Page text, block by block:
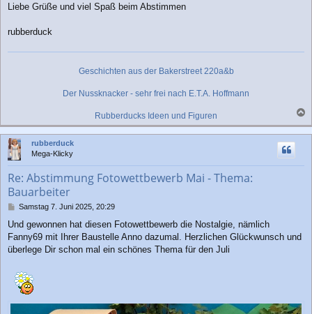
Liebe Grüße und viel Spaß beim Abstimmen
rubberduck
Geschichten aus der Bakerstreet 220a&b
Der Nussknacker - sehr frei nach E.T.A. Hoffmann
Rubberducks Ideen und Figuren
a
c
rubberduck
Mega-Klicky
Re: Abstimmung Fotowettbewerb Mai - Thema:
Bauarbeiter
B
i
t
r
Samstag 7. Juni 2025, 20:29
Und gewonnen hat diesen Fotowettbewerb die Nostalgie, nämlich
Fanny69 mit Ihrer Baustelle Anno dazumal. Herzlichen Glückwunsch und
überlege Dir schon mal ein schönes Thema für den Juli